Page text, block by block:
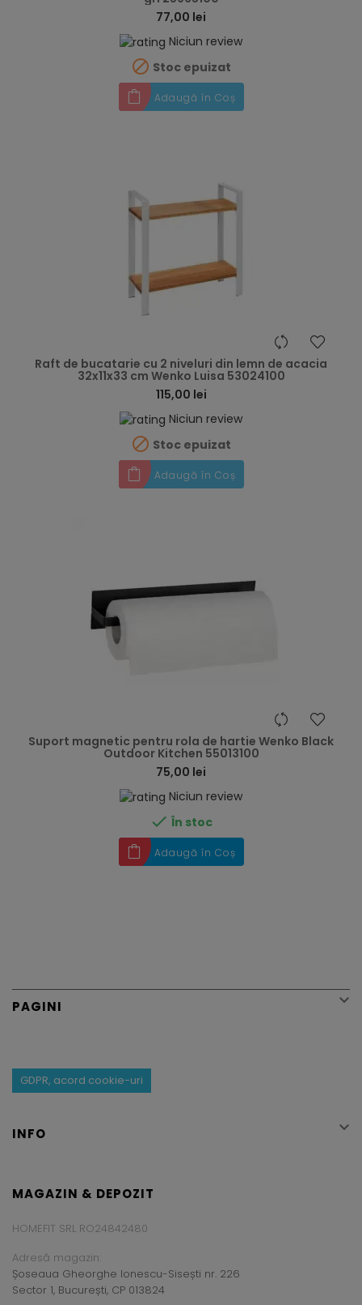
77,00 lei
Niciun review
 Stoc epuizat
Adaugă în Coș
Raft de bucatarie cu 2 niveluri din lemn de acacia
32x11x33 cm Wenko Luisa 53024100
115,00 lei
Niciun review
 Stoc epuizat
Adaugă în Coș
Suport magnetic pentru rola de hartie Wenko Black
Outdoor Kitchen 55013100
75,00 lei
Niciun review
 În stoc
Adaugă în Coș
PAGINI 
GDPR, acord cookie-uri
INFO 
MAGAZIN & DEPOZIT
HOMEFIT SRL RO24842480
Adresă magazin:
Șoseaua Gheorghe Ionescu-Sisești nr. 226
Sector 1, București, CP 013824